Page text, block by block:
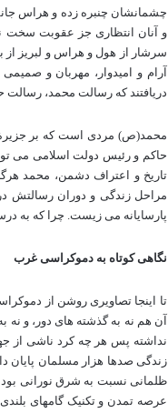
چشمانشان چنبره زده و هراس
و آنان انتظاری جز عقوبت سخت
سرشار از هول و هراس و لبریز از
آرام و امیدوار، مهربان و
دریافتند که رسالت محمد،
محمد(ص) مردی است که بر
حاکم و رئیس دولت اسلامی می
تاریخ و اعتراف دشمن، محمد
مراحل زندگی و دوران رسالتش
پارسایانه می زیست. چرا که به
نگاهی کوتاه به دموکراسی غرب
تا اینجا تصاویری روشن از
آن هم نه به گذشته های دور، و
نداشته پس هر چه کرد ناشی از
زندگی صدها هزار مسلمان
ظلمانی نسبت به شرق نورانی
عرصه تمدن و تکنیک گامهای